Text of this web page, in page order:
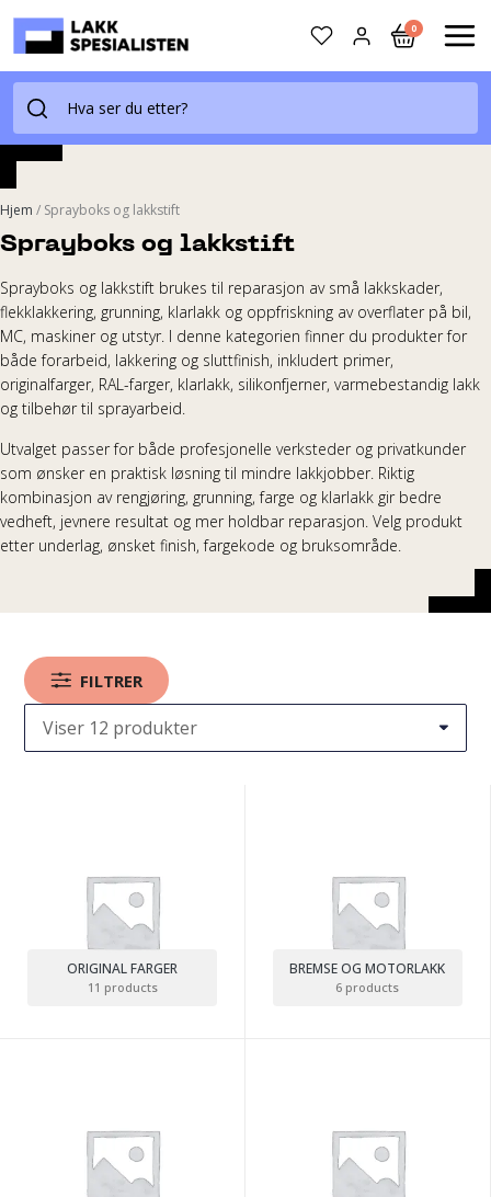
Skip
content
0
Sprayboks og lakkstift
Hjem / Sprayboks og lakkstift
Sprayboks og lakkstift brukes til reparasjon av små lakkskader,
flekklakkering, grunning, klarlakk og oppfriskning av overflater på bil,
MC, maskiner og utstyr. I denne kategorien finner du produkter for
både forarbeid, lakkering og sluttfinish, inkludert primer,
originalfarger, RAL-farger, klarlakk, silikonfjerner, varmebestandig lakk
og tilbehør til sprayarbeid.
Utvalget passer for både profesjonelle verksteder og privatkunder
som ønsker en praktisk løsning til mindre lakkjobber. Riktig
kombinasjon av rengjøring, grunning, farge og klarlakk gir bedre
vedheft, jevnere resultat og mer holdbar reparasjon. Velg produkt
etter underlag, ønsket finish, fargekode og bruksområde.
FILTRER
ORIGINAL FARGER
11 products
BREMSE OG MOTORLAKK
6 products